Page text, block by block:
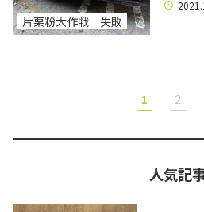
片栗粉大作戦 失敗
1 2
人気記